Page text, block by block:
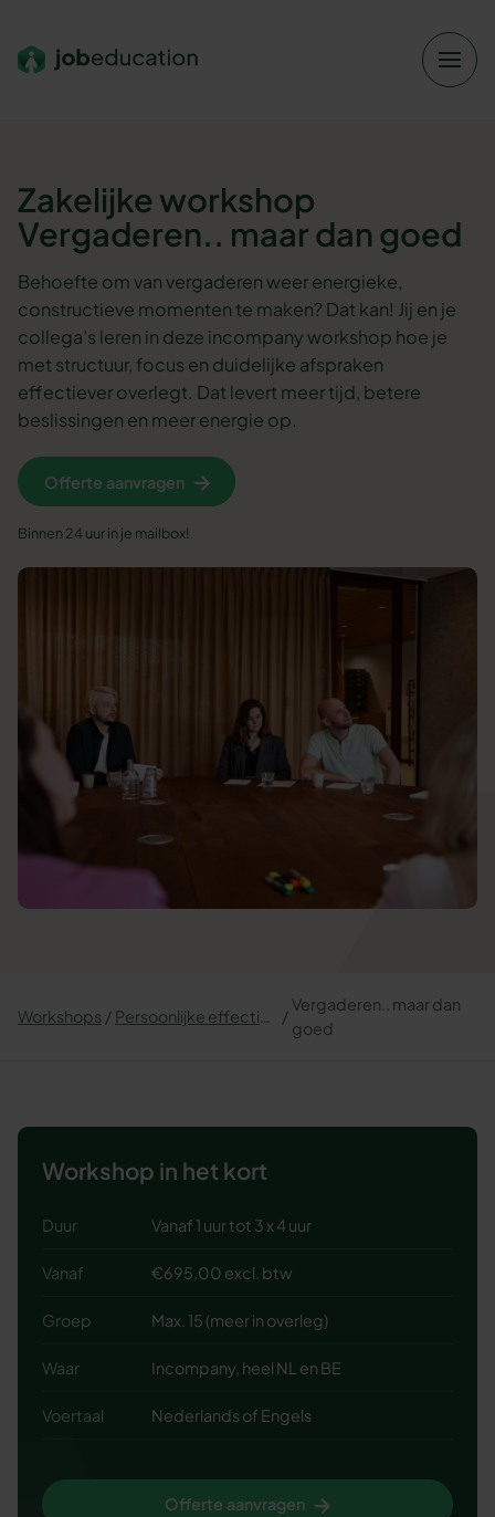
Zakelijke workshop
Vergaderen.. maar dan goed
Behoefte om van vergaderen weer energieke,
constructieve momenten te maken? Dat kan! Jij en je
collega’s leren in deze incompany workshop hoe je
met structuur, focus en duidelijke afspraken
effectiever overlegt. Dat levert meer tijd, betere
beslissingen en meer energie op.
Offerte aanvragen
Binnen 24 uur in je mailbox!
Workshops
Vergaderen.. maar dan
goed
Workshop in het kort
Duur Vanaf 1 uur tot 3 x 4 uur
Vanaf €695,00 excl. btw
Groep Max. 15 (meer in overleg)
Waar Incompany, heel NL en BE
Voertaal Nederlands of Engels
Offerte aanvragen